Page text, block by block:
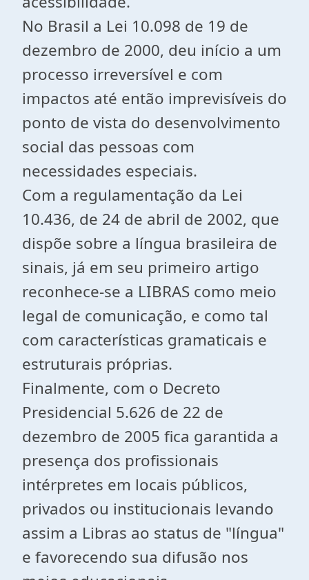
No Brasil a Lei 10.098 de 19 de
dezembro de 2000, deu início a um
processo irreversível e com
impactos até então imprevisíveis do
ponto de vista do desenvolvimento
social das pessoas com
necessidades especiais.
Com a regulamentação da Lei
10.436, de 24 de abril de 2002, que
dispõe sobre a língua brasileira de
sinais, já em seu primeiro artigo
reconhece-se a LIBRAS como meio
legal de comunicação, e como tal
com características gramaticais e
estruturais próprias.
Finalmente, com o Decreto
Presidencial 5.626 de 22 de
dezembro de 2005 fica garantida a
presença dos profissionais
intérpretes em locais públicos,
privados ou institucionais levando
assim a Libras ao status de "língua"
e favorecendo sua difusão nos